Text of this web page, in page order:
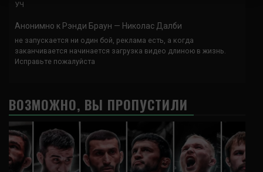
УЧ
Анонимно к Рэнди Браун — Николас Далби
не запускается ни один бой, реклама есть, а когда
заканчивается начинается загрузка видео длиною в жизнь.
Исправьте пожалуйста
ВОЗМОЖНО, ВЫ ПРОПУСТИЛИ